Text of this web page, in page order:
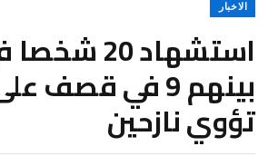
الاخبار
استشهاد 20
بينهم 9 في
تؤوي نازحين